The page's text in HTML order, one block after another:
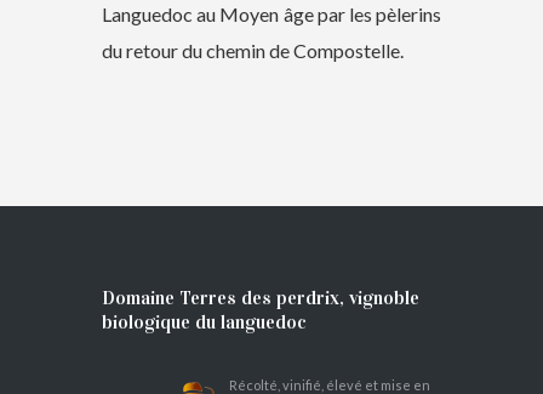
Languedoc au Moyen âge par les pèlerins
du retour du chemin de Compostelle.
Domaine Terres des perdrix, vignoble
biologique du languedoc
Récolté, vinifié, élevé et mise en